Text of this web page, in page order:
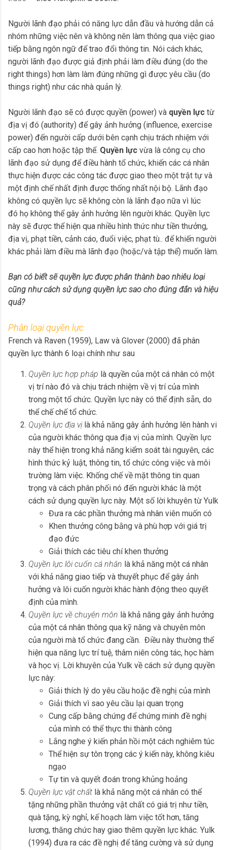
Người lãnh đạo phải có năng lực dẫn đầu và hướng dẫn cả
nhóm những việc nên và không nên làm thông qua việc giao
tiếp bằng ngôn ngữ để trao đổi thông tin. Nói cách khác,
người lãnh đạo được giả định phải làm điều đúng (do the
right things) hơn làm làm đúng những gì được yêu cầu (do
things right) như các nhà quản lý.
Người lãnh đạo sẽ có được quyền (power) và quyền lực từ
địa vị đó (authority) để gây ảnh hưởng (influence, exercise
power) đến người cấp dưới bên cạnh chịu trách nhiệm với
cấp cao hơn hoặc tập thể. Quyền lực vừa là công cụ cho
lãnh đạo sử dụng để điều hành tổ chức, khiến các cá nhân
thực hiện được các công tác được giao theo một trật tự và
một định chế nhất định được thống nhất nội bộ. Lãnh đạo
không có quyền lực sẽ không còn là lãnh đạo nữa vì lúc
đó họ không thể gây ảnh hưởng lên người khác. Quyền lực
này sẽ được thể hiện qua nhiều hình thức như tiền thưởng,
địa vị, phạt tiền, cảnh cáo, đuổi việc, phạt tù.. để khiến người
khác phải làm điều mà lãnh đạo (hoặc/và tập thể) muốn làm.
Bạn có biết sẽ quyền lực được phân thành bao nhiêu loại
cũng như cách sử dụng quyền lực sao cho đúng đắn và hiệu
quả?
Phân loại quyền lực
French và Raven (1959), Law và Glover (2000) đã phân
quyền lực thành 6 loại chính như sau
Quyền lực hợp pháp là quyền của một cá nhân có một
vị trí nào đó và chịu trách nhiệm về vị trí của mình
trong một tổ chức. Quyền lực này có thể định sẵn, do
thể chế chế tổ chức.
Quyền lực địa vị là khả năng gây ảnh hưởng lên hành vi
của người khác thông qua địa vị của mình. Quyền lực
này thể hiện trong khả năng kiểm soát tài nguyên, các
hình thức kỷ luật, thông tin, tổ chức công việc và môi
trường làm việc. Khống chế về mặt thông tin quan
trọng và cách phân phối nó đến người khác là một
cách sử dụng quyền lực này. Một số lời khuyên từ Yulk
Đưa ra các phần thưởng mà nhân viên muốn có
Khen thưởng công bằng và phù hợp với giá trị
đạo đức
Giải thích các tiêu chí khen thưởng
Quyền lực lôi cuốn cá nhân là khả năng một cá nhân
với khả năng giao tiếp và thuyết phục để gây ảnh
hưởng và lôi cuốn người khác hành động theo quyết
định của mình.
Quyền lực về chuyên môn là khả năng gây ảnh hưởng
của một cá nhân thông qua kỹ năng và chuyên môn
của người mà tổ chức đang cần. Điều này thường thể
hiện qua năng lực trí tuệ, thâm niên công tác, học hàm
và học vị. Lời khuyên của Yulk về cách sử dụng quyền
lực này:
Giải thích lý do yêu cầu hoặc đề nghị của mình
Giải thích vì sao yêu cầu lại quan trọng
Cung cấp bằng chứng để chứng minh đề nghị
của mình có thể thực thi thành công
Lắng nghe ý kiến phản hồi một cách nghiêm túc
Thể hiện sự tôn trọng các ý kiến này, không kiêu
ngạo
Tự tin và quyết đoán trong khủng hoảng
Quyền lực vật chất là khả năng một cá nhân có thể
tặng những phần thưởng vật chất có giá trị như tiền,
quà tặng, kỳ nghỉ, kế hoạch làm việc tốt hơn, tăng
lương, thăng chức hay giao thêm quyền lực khác. Yulk
(1994) đưa ra các đề nghị để tăng cường và sử dụng